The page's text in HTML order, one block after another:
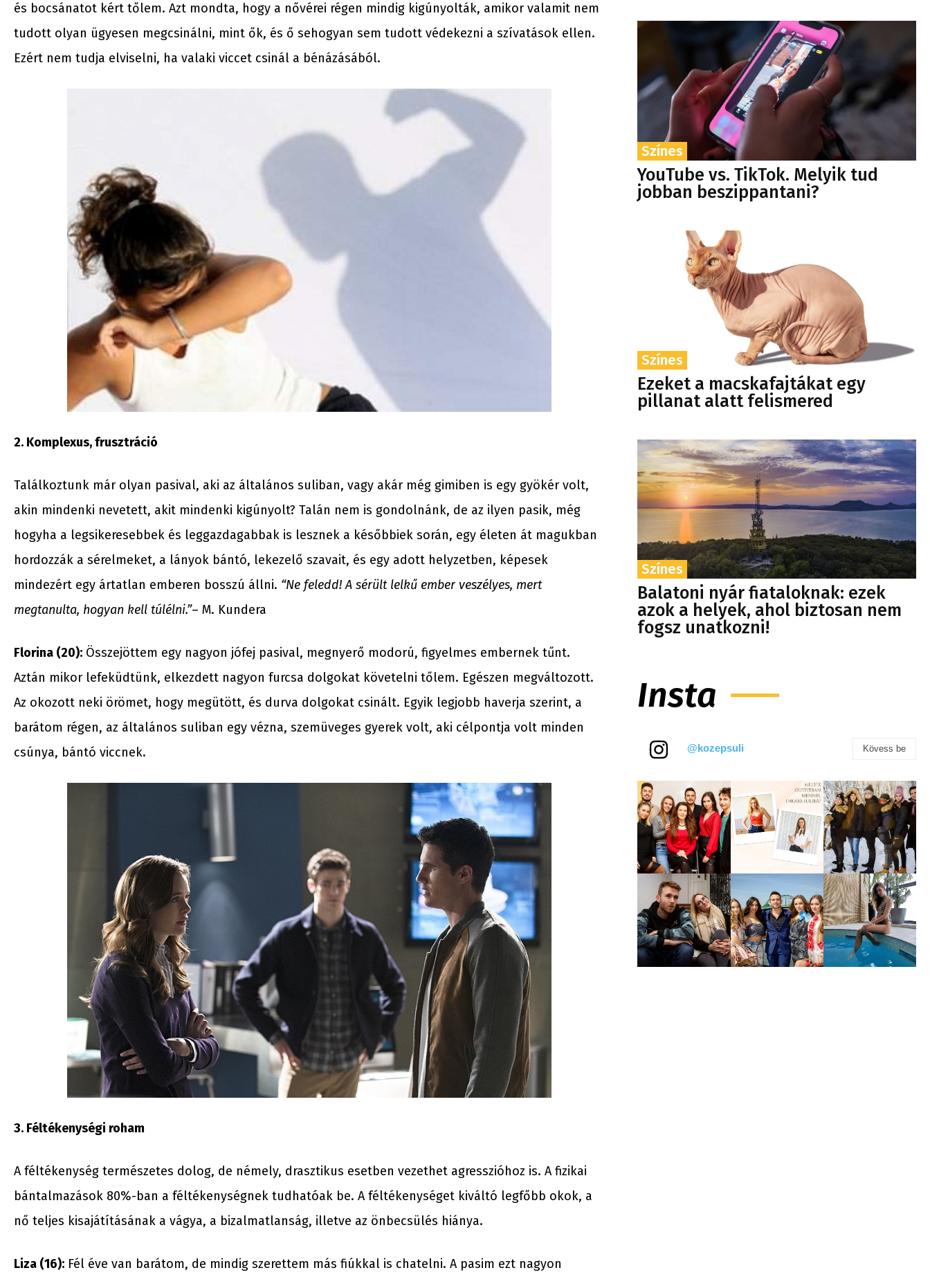
és bocsánatot kért tőlem. Azt mondta, hogy a nővérei régen mindig kigúnyolták, amikor valamit nem
tudott olyan ügyesen megcsinálni, mint ők, és ő sehogyan sem tudott védekezni a szívatások ellen.
Ezért nem tudja elviselni, ha valaki viccet csinál a bénázásából.
2. Komplexus, frusztráció
Találkoztunk már olyan pasival, aki az általános suliban, vagy akár még gimiben is egy gyökér volt,
akin mindenki nevetett, akit mindenki kigúnyolt? Talán nem is gondolnánk, de az ilyen pasik, még
hogyha a legsikeresebbek és leggazdagabbak is lesznek a későbbiek során, egy életen át magukban
hordozzák a sérelmeket, a lányok bántó, lekezelő szavait, és egy adott helyzetben, képesek
mindezért egy ártatlan emberen bosszú állni. “Ne feledd! A sérült lelkű ember veszélyes, mert
megtanulta, hogyan kell túlélni.”– M. Kundera
Florina (20): Összejöttem egy nagyon jófej pasival, megnyerő modorú, figyelmes embernek tűnt.
Aztán mikor lefeküdtünk, elkezdett nagyon furcsa dolgokat követelni tőlem. Egészen megváltozott.
Az okozott neki örömet, hogy megütött, és durva dolgokat csinált. Egyik legjobb haverja szerint, a
barátom régen, az általános suliban egy vézna, szemüveges gyerek volt, aki célpontja volt minden
csúnya, bántó viccnek.
3. Féltékenységi roham
A féltékenység természetes dolog, de némely, drasztikus esetben vezethet agresszióhoz is. A fizikai
bántalmazások 80%-ban a féltékenységnek tudhatóak be. A féltékenységet kiváltó legfőbb okok, a
nő teljes kisajátításának a vágya, a bizalmatlanság, illetve az önbecsülés hiánya.
Liza (16): Fél éve van barátom, de mindig szerettem más fiúkkal is chatelni. A pasim ezt nagyon
Színes
YouTube vs. TikTok. Melyik tud
jobban beszippantani?
Színes
Ezeket a macskafajtákat egy
pillanat alatt felismered
Színes
Balatoni nyár fiataloknak: ezek
azok a helyek, ahol biztosan nem
fogsz unatkozni!
Insta
@kozepsuli Kövess be